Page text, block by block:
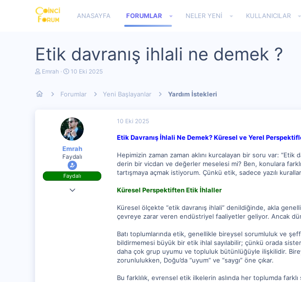
ANASAYFA FORUMLAR NELER YENI KULLANICILAR
Etik davranış ihlali ne demek ?
K
u
n
Emrah
B
l
g
ı
ç
t
a
r
i
h
i
10 Eki 2025
Forumlar Yeni Başlayanlar Yardım İstekleri
Emrah
Faydalı
Faydalı
28 Ağu 2023
10 Eki 2025
Etik Davranış İhlali Ne Demek? Küresel ve Yerel
Hepimizin zaman zaman aklını kurcalayan bir soru var:
derin bir vicdan ve değerler meselesi mi? Ben, konulara
tartışmaya açmak istiyorum. Çünkü etik, sadece yazılı
Küresel Perspektiften Etik İhlaller
Küresel ölçekte “etik davranış ihlali” denildiğinde, akla
çevreye zarar veren endüstriyel faaliyetler geliyor. Ancak
Batı toplumlarında etik, genellikle bireysel sorumluluk ve
bildirmemesi büyük bir etik ihlal sayılabilir; çünkü orada
daha çok grup uyumu ve topluluk bütünlüğüyle ilişkilidir.
zorunlulukken, Doğu’da “uyum” ve “saygı” öne çıkar.
Bu farklılık, evrensel etik ilkelerin aslında her toplumda